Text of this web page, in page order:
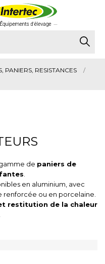
PANIERS, RESISTANCES
de paniers de
en aluminium, avec
ou en porcelaine.
restitution de la chaleur